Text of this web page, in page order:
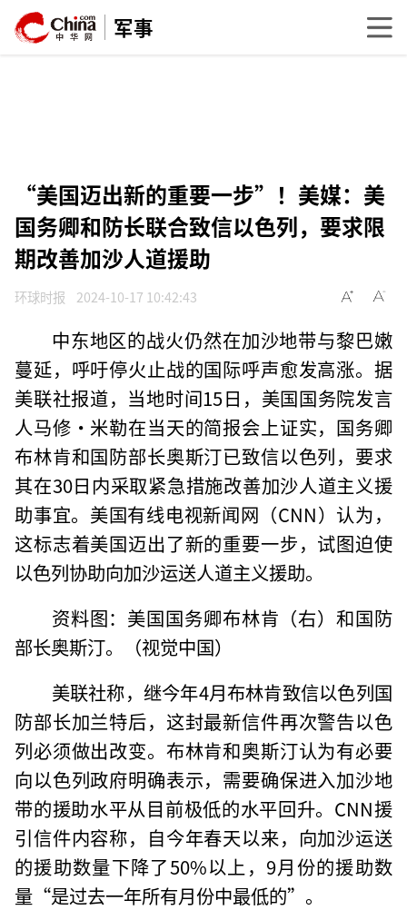
军事
“美国迈出新的重要一步”！美媒：美
国务卿和防长联合致信以色列，要求限
期改善加沙人道援助
环球时报 2024-10-17 10:42:43
中东地区的战火仍然在加沙地带与黎巴嫩
蔓延，呼吁停火止战的国际呼声愈发高涨。据
美联社报道，当地时间15日，美国国务院发言
人马修·米勒在当天的简报会上证实，国务卿
布林肯和国防部长奥斯汀已致信以色列，要求
其在30日内采取紧急措施改善加沙人道主义援
助事宜。美国有线电视新闻网（CNN）认为，
这标志着美国迈出了新的重要一步，试图迫使
以色列协助向加沙运送人道主义援助。
资料图：美国国务卿布林肯（右）和国防
部长奥斯汀。（视觉中国）
美联社称，继今年4月布林肯致信以色列国
防部长加兰特后，这封最新信件再次警告以色
列必须做出改变。布林肯和奥斯汀认为有必要
向以色列政府明确表示，需要确保进入加沙地
带的援助水平从目前极低的水平回升。CNN援
引信件内容称，自今年春天以来，向加沙运送
的援助数量下降了50%以上，9月份的援助数
量“是过去一年所有月份中最低的”。